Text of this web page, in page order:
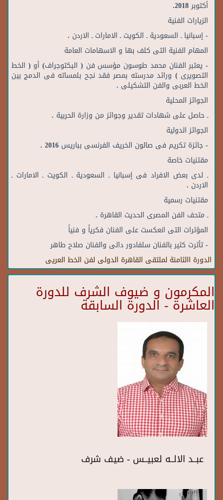
أكتوبر 2018.
الزيارات الفنية
- إسبانيا ـ السعودية ـ الكويت ـ الامارات ـ الاردن .
المهام الفنية التى كلف بها و الاسهامات العامة
- يعتبر الفنان محمد طوسون مؤسس فن ( البكتوجراف) أو ( الخط
التصويرى ) ورائد مدرسته بمصر فقد نجح بلمساته فى الدمج بين
الخط العربى والفن التشكيلى .
الجوائز المحلية
ـ حاصل على شهادات تقدير وجوائز من وزارة الحربية .
الجوائز الدولية
- جائزة تكريم فى صالون الخريف الفرنسى بباريس 2016 .
مقتنيات خاصة
ـ لدى بعض الافراد فى إسبانيا ـ السعودية ـ الكويت ـ الامارات ـ
الاردن .
مقتنيات رسمية
ـ متحف الفن المصرى الحديث القاهرة .
المؤثرات التى انعكست على الفنان فكرياً و فنياً
- تأثرت كثير بالفنان سلفادور دالى والفنان صلاح طاهر
الدورة االثامنة لملتقى القاهرة الدولى لفن الخط العريى
المكرمون و ضيوف الشرف للدورة
العاشرة - الدورة السابقة
عبــد الالــه لعبيــس - ضيف شرف